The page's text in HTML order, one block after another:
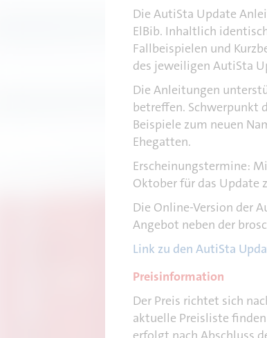
i
o
n
Die AutiSta Update
ElBib. Inhaltlich
Fallbeispielen und
des jeweiligen AutiSta
Die Anleitungen
betreffen. Schwerpunkt
Beispiele zum neuen
Ehegatten.
Erscheinungstermine:
Oktober für das Update
Die Online-Version der
Angebot neben der
Link zu den AutiSta
Preisinformation
Der Preis richtet sich
aktuelle Preisliste